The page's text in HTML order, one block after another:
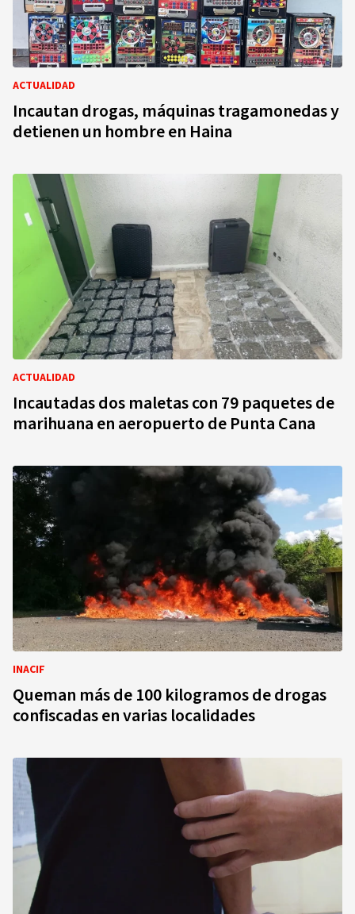
ACTUALIDAD
Incautan drogas, máquinas tragamonedas y
detienen un hombre en Haina
ACTUALIDAD
Incautadas dos maletas con 79 paquetes de
marihuana en aeropuerto de Punta Cana
INACIF
Queman más de 100 kilogramos de drogas
confiscadas en varias localidades